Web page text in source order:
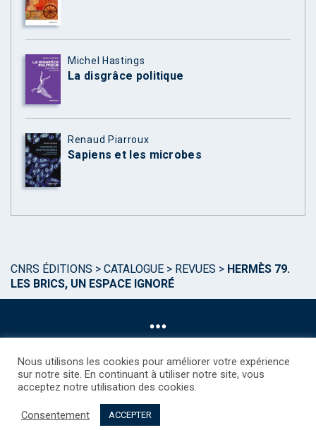
Michel Hastings
La disgrâce politique
Renaud Piarroux
Sapiens et les microbes
CNRS ÉDITIONS > CATALOGUE > REVUES > HERMÈS 79.
LES BRICS, UN ESPACE IGNORÉ
©CNRS EDITIONS 2025
Droits étrangers / Foreign rights
Nous utilisons les cookies pour améliorer votre expérience
sur notre site. En continuant à utiliser notre site, vous
acceptez notre utilisation des cookies.
Consentement ACCEPTER